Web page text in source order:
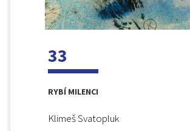
33
RYBÍ MILENCI
Klimeš Svatopluk